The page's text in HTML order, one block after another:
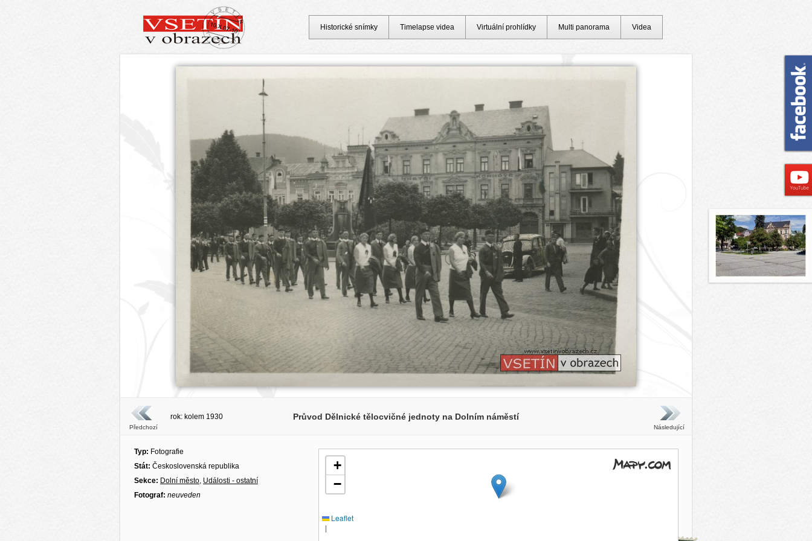
Předchozí
rok: kolem 1930 Průvod Dělnické tělocvičné jednoty na Dolním náměstí
Následující
Typ: Fotografie
Stát: Československá republika
Sekce: Dolní město, Události - ostatní
Fotograf: neuveden
+
−
Leaflet
|
Historické snímky Timelapse videa Virtuální prohlídky Multi panorama Videa